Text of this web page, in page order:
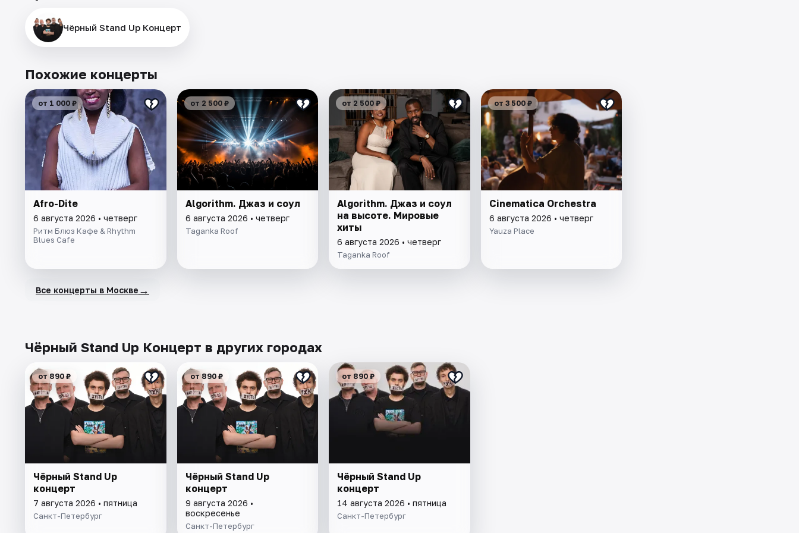
Чёрный Stand Up Концерт
Похожие концерты
от 1 000 ₽
Afro-Dite
6 августа 2026 • четверг
Ритм Блюз Кафе & Rhythm
Blues Cafe
от 2 500 ₽
Algorithm. Джаз и соул
6 августа 2026 • четверг
Taganka Roof
от 2 500 ₽
Algorithm. Джаз и соул
на высоте. Мировые
хиты
6 августа 2026 • четверг
Taganka Roof
от 3 500 ₽
Cinematica Orchestra
6 августа 2026 • четверг
Yauza Place
Все концерты в Москве →
Чёрный Stand Up Концерт в других городах
от 890 ₽
Чёрный Stand Up
концерт
7 августа 2026 • пятница
Санкт-Петербург
от 890 ₽
Чёрный Stand Up
концерт
9 августа 2026 •
воскресенье
Санкт-Петербург
от 890 ₽
Чёрный Stand Up
концерт
14 августа 2026 • пятница
Санкт-Петербург